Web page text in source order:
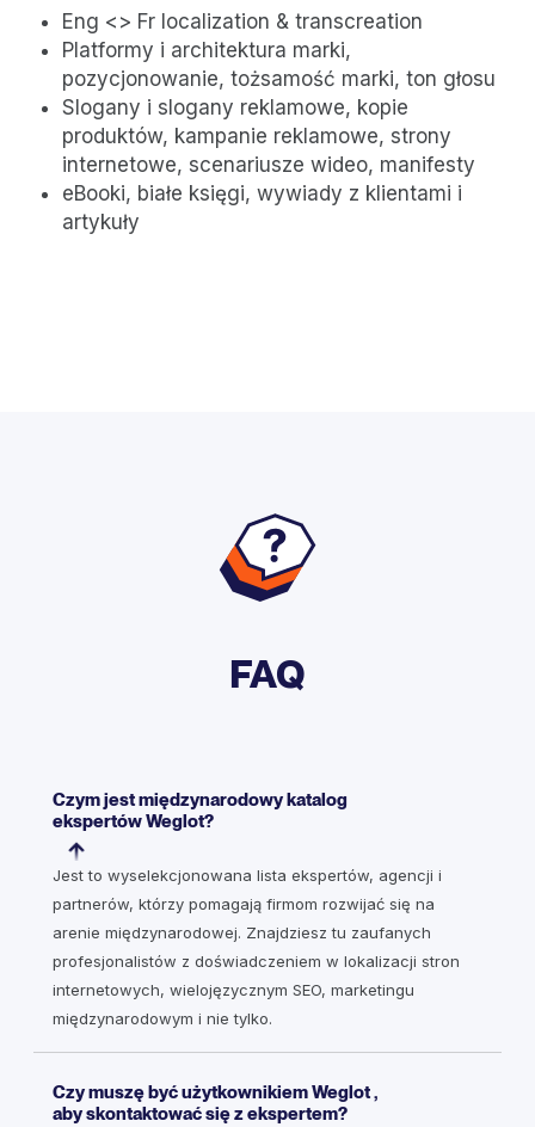
Eng <> Fr localization & transcreation
Platformy i architektura marki,
pozycjonowanie, tożsamość marki, ton głosu
Slogany i slogany reklamowe, kopie
produktów, kampanie reklamowe, strony
internetowe, scenariusze wideo, manifesty
eBooki, białe księgi, wywiady z klientami i
artykuły
FAQ
Czym jest międzynarodowy katalog
ekspertów Weglot?
Jest to wyselekcjonowana lista ekspertów, agencji i
partnerów, którzy pomagają firmom rozwijać się na
arenie międzynarodowej. Znajdziesz tu zaufanych
profesjonalistów z doświadczeniem w lokalizacji stron
internetowych, wielojęzycznym SEO, marketingu
międzynarodowym i nie tylko.
Czy muszę być użytkownikiem Weglot ,
aby skontaktować się z ekspertem?